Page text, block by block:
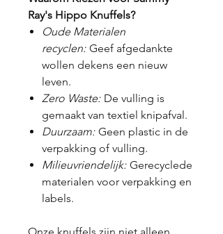
Ray's Hippo Knuffels?
Oude Materialen
recyclen: Geef afgedankte
wollen dekens een nieuw
leven.
Zero Waste: De vulling is
gemaakt van textiel knipafval.
Duurzaam: Geen plastic in de
verpakking of vulling.
Milieuvriendelijk: Gerecyclede
materialen voor verpakking en
labels.